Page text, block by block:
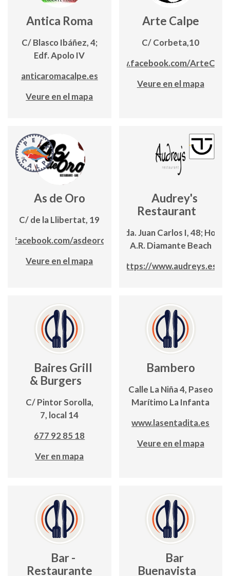
Antica Roma
C/ Blasco Ibáñez, 4;
Edf. Apolo IV
anticaromacalpe.es
Veure en el mapa
Arte Calpe
C/ Corbeta,10
www.facebook.com/
Veure en el mapa
As de Oro
C/ de la Llibertat, 19
asdeorocalpe
Veure en el mapa
Audrey's
Restaurant
Avda. Juan Carlos I, 48; Hotel
A.R. Diamante Beach
https://www.audreys.es/
Baires Grill
& Burgers
C/ Pintor Sorolla,
7, local 14
677 92 85 18
Ver en mapa
Bambero
Calle La Niña 4, Paseo
Marítimo La Infanta
www.lasentadita.es
Veure en el mapa
Bar -
Restaurante
Bar
Buenavista